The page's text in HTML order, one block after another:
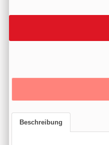
Beschreibung